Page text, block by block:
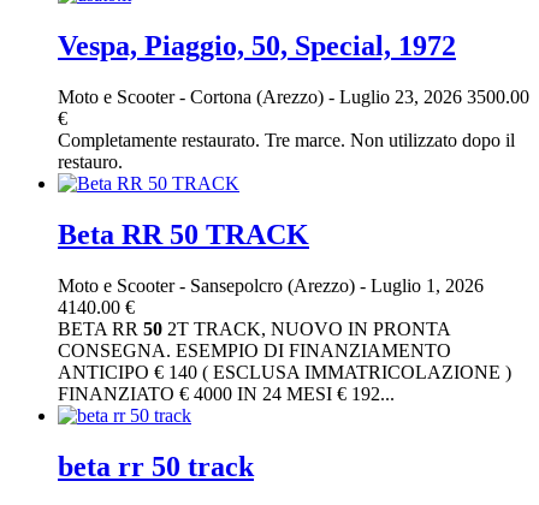
Vespa, Piaggio, 50, Special, 1972
Moto e Scooter- Cortona (Arezzo) - Luglio 23, 2026 3500.00
€
Completamente restaurato. Tre marce. Non utilizzato dopo il
restauro.
Beta RR 50 TRACK
Moto e Scooter- Sansepolcro (Arezzo) - Luglio 1, 2026
4140.00 €
BETA RR 50 2T TRACK, NUOVO IN PRONTA
CONSEGNA. ESEMPIO DI FINANZIAMENTO
ANTICIPO € 140 ( ESCLUSA IMMATRICOLAZIONE )
FINANZIATO € 4000 IN 24 MESI € 192...
beta rr 50 track